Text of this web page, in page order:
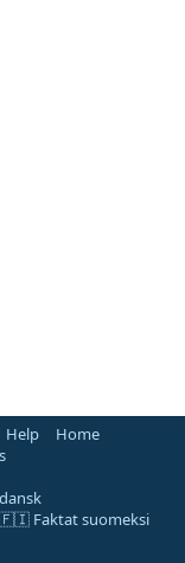
Help
Home
🇫🇮 Faktat suomeksi